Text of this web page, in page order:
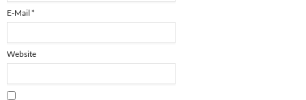
E-Mail *
Website